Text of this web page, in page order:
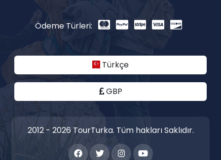
Ödeme Türleri:
Türkçe
GBP
2012 - 2026 TourTurka. Tüm hakları Saklıdır.